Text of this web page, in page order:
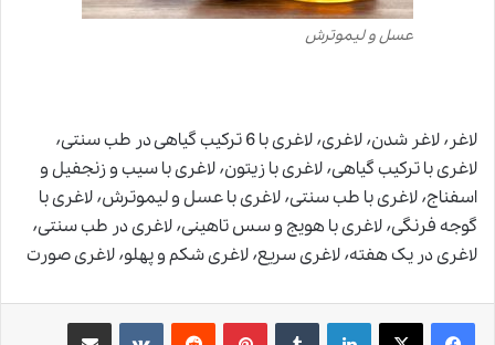
عسل و لیموترش
لاغر٬ لاغر شدن٬ لاغری٬ لاغری با 6 ترکیب گیاهی در طب سنتی٬
لاغری با ترکیب گیاهی٬ لاغری با زیتون٬ لاغری با سیب و زنجفیل و
اسفناج٬ لاغری با طب سنتی٬ لاغری با عسل و لیموترش٬ لاغری با
گوجه فرنگی٬ لاغری با هویج و سس تاهینی٬ لاغری در طب سنتی٬
لاغری در یک هفته٬ لاغری سریع٬ لاغری شکم و پهلو٬ لاغری صورت
لینکدین ‫پین‌ترست ‫رددیت